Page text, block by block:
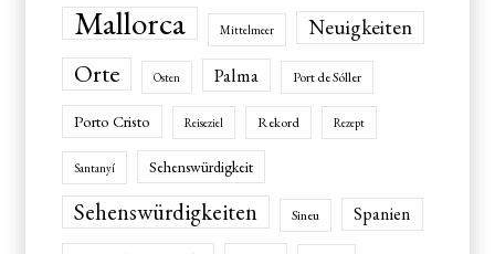
Mallorca Mittelmeer Neuigkeiten
Orte Osten Palma Port de Sóller
Porto Cristo Reiseziel Rekord Rezept
Santanyí Sehenswürdigkeit
Sehenswürdigkeiten Sineu Spanien